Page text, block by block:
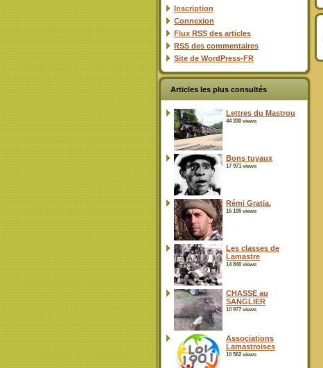
Inscription
Connexion
Flux RSS des articles
RSS des commentaires
Site de WordPress-FR
Articles les plus consultés
Lettres du Mastrou
44 330 views
Bons tuyaux
17 971 views
Rémi Gratia.
16 195 views
Les classes de
Lamastre
14 840 views
CHASSE au
SANGLIER
10 977 views
Associations
Lamastroises
10 562 views